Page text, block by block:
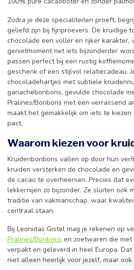
Zodra je deze specialiteiten proeft,
geliefd zijn bij fijnproevers. De kruidige
chocolade een voller en rijker karakter,
genietmoment net iets bijzonderder
passen perfect bij een rustig
geschenk of een stijlvol relatiecadeau.
chocoladehartjes met subtiele
ganachebonbons, gevulde chocolade
Pralines/Bonbons met een verrassend
maakt het gemakkelijk om iets te
past.
Waarom kiezen voor
Kruidenbonbons vallen op door hun
kruiden versterken de chocolade en
de cacao te overheersen. Precies dat
lekkernijen zo bijzonder. Ze sluiten ook
traditie van vakmanschap, waar
centraal staan.
Bij Leonidas Gistel mag je rekenen op
Pralines/Bonbons en zoetwaren die
verpakt en geleverd in heel Europa.
niet alleen heerlijk voor jezelf, maar